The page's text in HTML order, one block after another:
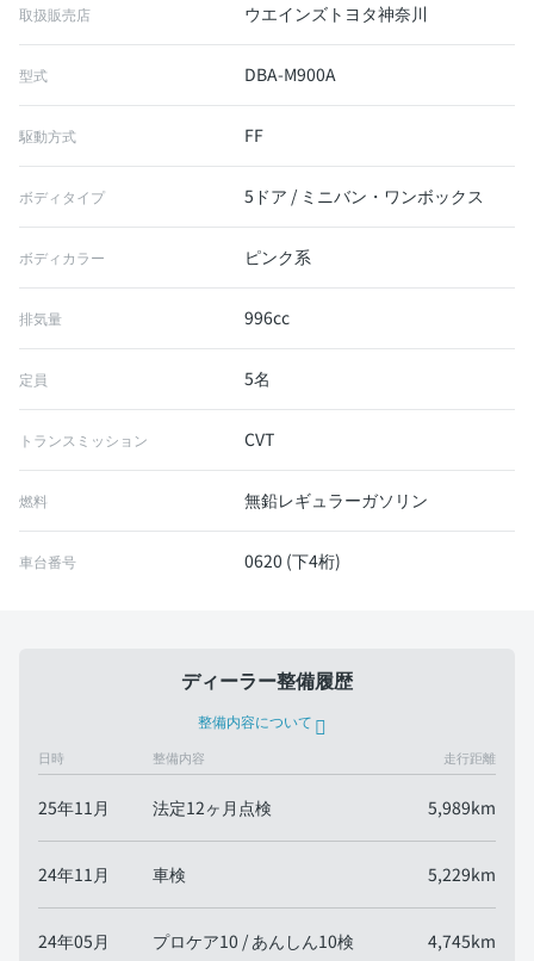
取扱販売店 ウエインズトヨタ神奈川
型式 DBA-M900A
駆動方式 FF
ボディタイプ 5ドア / ミニバン・ワンボックス
ボディカラー ピンク系
排気量 996cc
定員 5名
トランスミッション CVT
燃料 無鉛レギュラーガソリン
車台番号 0620 (下4桁)
ディーラー整備履歴
整備内容について
日時 整備内容 走行距離
25年11月 法定12ヶ月点検 5,989km
24年11月 車検 5,229km
24年05月 プロケア10 / あんしん10検 4,745km